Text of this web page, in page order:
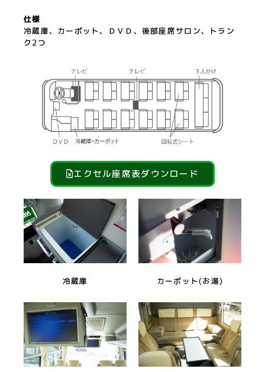
仕様
冷蔵庫、カーポット、ＤＶＤ、後部座席サロン、トラン
ク2つ
エクセル座席表ダウンロード
冷蔵庫 カーポット(お湯)